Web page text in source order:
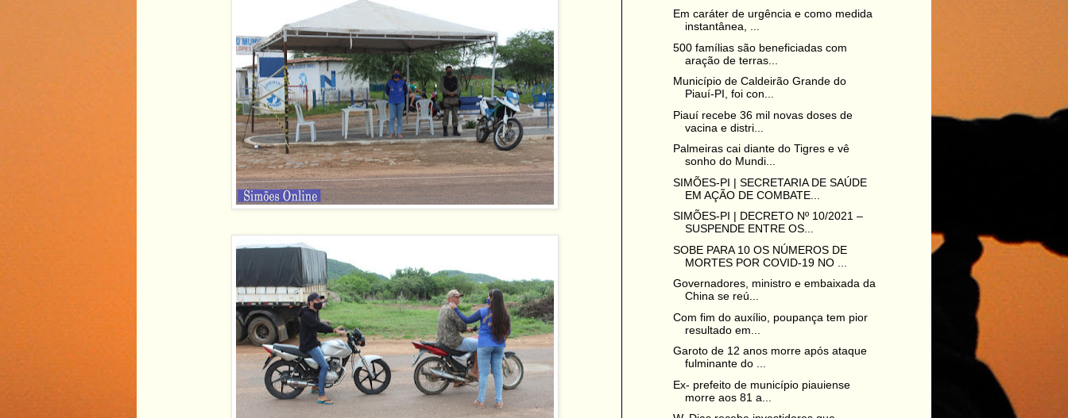
Em caráter de urgência e como medida
instantânea, ...
500 famílias são beneficiadas com
aração de terras...
Município de Caldeirão Grande do
Piauí-PI, foi con...
Piauí recebe 36 mil novas doses de
vacina e distri...
Palmeiras cai diante do Tigres e vê
sonho do Mundi...
SIMÕES-PI | SECRETARIA DE SAÚDE
EM AÇÃO DE COMBATE...
SIMÕES-PI | DECRETO Nº 10/2021 –
SUSPENDE ENTRE OS...
SOBE PARA 10 OS NÚMEROS DE
MORTES POR COVID-19 NO ...
Governadores, ministro e embaixada da
China se reú...
Com fim do auxílio, poupança tem pior
resultado em...
Garoto de 12 anos morre após ataque
fulminante do ...
Ex- prefeito de município piauiense
morre aos 81 a...